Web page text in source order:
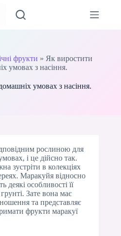
фрукти » Як виростити
умовах з насіння.
умовах з насіння.
рослиною для
і це дійсно так.
зустріти в колекціях
Маракуйя відносно
деякі особливості її
Зате вона має
та представляє
фрукти маракуї